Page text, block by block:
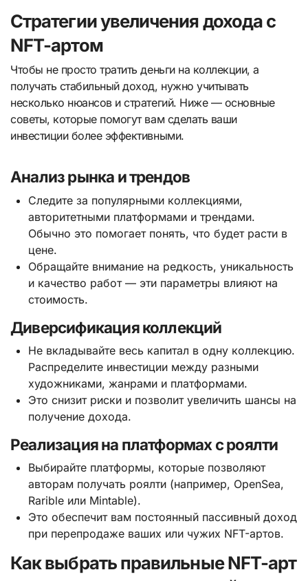
Стратегии увеличения дохода с
NFT-артом
Чтобы не просто тратить деньги на коллекции, а
получать стабильный доход, нужно учитывать
несколько нюансов и стратегий. Ниже — основные
советы, которые помогут вам сделать ваши
инвестиции более эффективными.
Анализ рынка и трендов
Следите за популярными коллекциями,
авторитетными платформами и трендами.
Обычно это помогает понять, что будет расти в
цене.
Обращайте внимание на редкость, уникальность
и качество работ — эти параметры влияют на
стоимость.
Диверсификация коллекций
Не вкладывайте весь капитал в одну коллекцию.
Распределите инвестиции между разными
художниками, жанрами и платформами.
Это снизит риски и позволит увеличить шансы на
получение дохода.
Реализация на платформах с роялти
Выбирайте платформы, которые позволяют
авторам получать роялти (например, OpenSea,
Rarible или Mintable).
Это обеспечит вам постоянный пассивный доход
при перепродаже ваших или чужих NFT-артов.
Как выбрать правильные NFT-арт